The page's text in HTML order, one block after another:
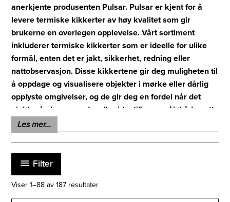
anerkjente produsenten Pulsar. Pulsar er kjent for å
levere termiske kikkerter av høy kvalitet som gir
brukerne en overlegen opplevelse. Vårt sortiment
inkluderer termiske kikkerter som er ideelle for ulike
formål, enten det er jakt, sikkerhet, redning eller
nattobservasjon. Disse kikkertene gir deg muligheten til
å oppdage og visualisere objekter i mørke eller dårlig
opplyste omgivelser, og de gir deg en fordel når det
gjelder å observere dyr eller identifisere mål, både natt
og dag.
Vi tilbyr også termiske enøyde kikkerter, også kjent som
gir deg muligheten til å oppleve den samme avanserte
varmesøkende teknologien som i de større
Les mer...
Viser 1–88 av 187 resultaterSortert
siste
Filter